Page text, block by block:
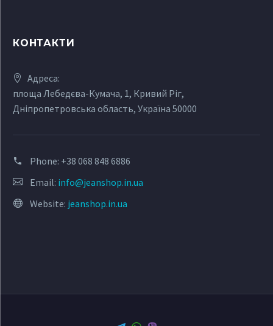
КОНТАКТИ
Адреса:
площа Лебедєва-Кумача, 1, Кривий Ріг,
Дніпропетровська область, Україна 50000
Phone: +38 068 848 6886
Email: info@jeanshop.in.ua
Website: jeanshop.in.ua